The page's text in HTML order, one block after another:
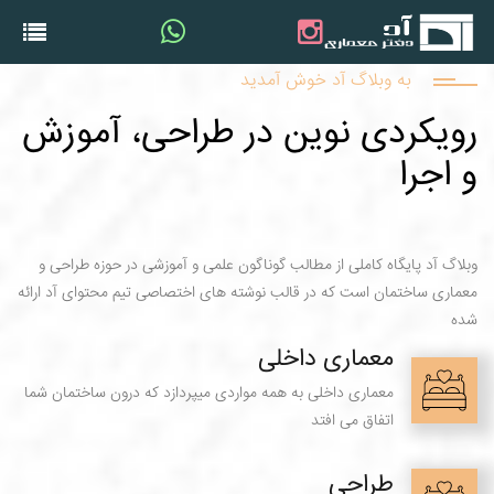
به وبلاگ آد خوش آمدید
رویکردی نوین در طراحی، آموزش
و اجرا
وبلاگ آد پایگاه کاملی از مطالب گوناگون علمی و آموزشی در حوزه طراحی و
معماری ساختمان است که در قالب نوشته های اختصاصی تیم محتوای آد ارائه
شده
معماری داخلی
معماری داخلی به همه مواردی میپردازد که درون ساختمان شما
اتفاق می افتد
طراحی